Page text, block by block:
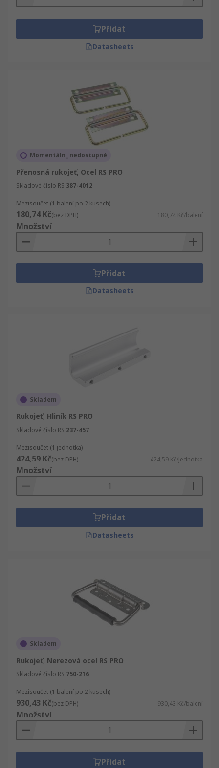
Přidat
Datasheets
Momentáln_ nedostupné
Přenosná rukojeť, Ocel RS PRO
Skladové číslo RS 387-4012
Mezisoučet (1 balení po 2 kusech)
180,74 Kč(bez DPH) 180,74 Kč/balení
Množství
Přidat
Datasheets
Skladem
Rukojeť, Hliník RS PRO
Skladové číslo RS 237-457
Mezisoučet (1 jednotka)
424,59 Kč(bez DPH) 424,59 Kč/jednotka
Množství
Přidat
Datasheets
Skladem
Rukojeť, Nerezová ocel RS PRO
Skladové číslo RS 750-216
Mezisoučet (1 balení po 2 kusech)
930,43 Kč(bez DPH) 930,43 Kč/balení
Množství
Přidat